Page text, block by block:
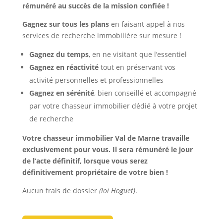
rémunéré au succès de la mission confiée !
Gagnez sur tous les plansen faisant appel à nos
services de recherche immobilière sur mesure !
Gagnez du temps, en ne visitant que l’essentiel
Gagnez en réactivitétout en préservant vos
activité personnelles et professionnelles
Gagnez en sérénité, bien conseillé et accompagné
par votre chasseur immobilier dédié à votre projet
de recherche
Votre chasseur immobilier Val de Marne travaille
exclusivement pour vous. Il sera rémunéré le jour
de l’acte définitif, lorsque vous serez
définitivement propriétaire de votre bien !
Aucun frais de dossier (loi Hoguet).